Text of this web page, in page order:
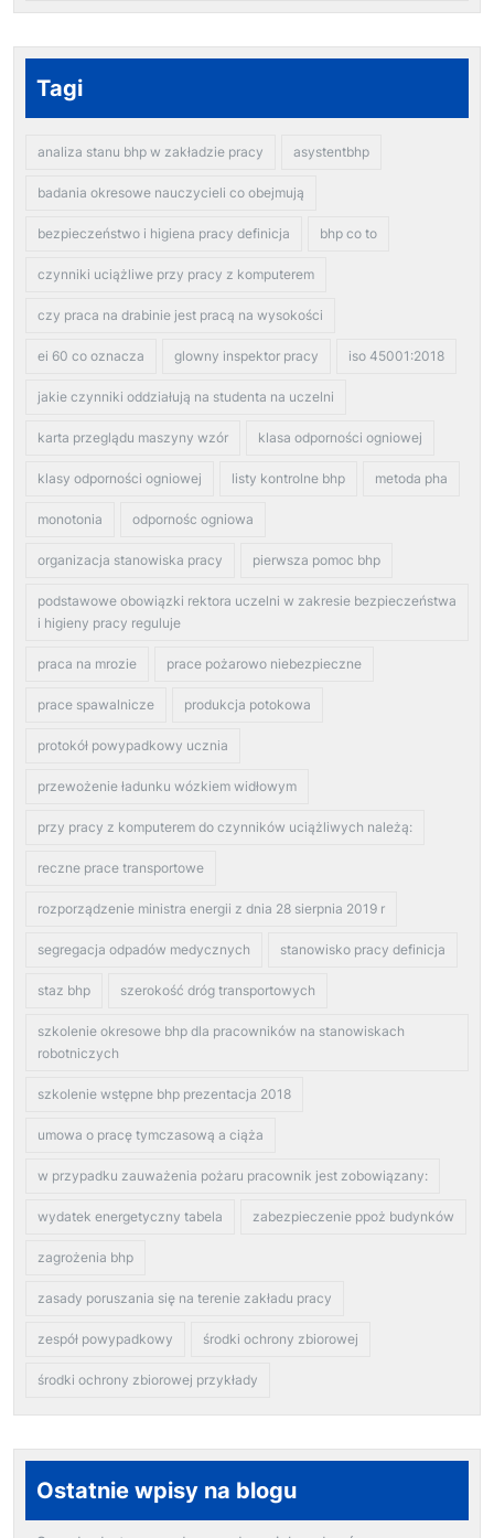
Tagi
analiza stanu bhp w zakładzie pracy asystentbhp
badania okresowe nauczycieli co obejmują
bezpieczeństwo i higiena pracy definicja bhp co to
czynniki uciążliwe przy pracy z komputerem
czy praca na drabinie jest pracą na wysokości
ei 60 co oznacza glowny inspektor pracy iso 45001:2018
jakie czynniki oddziałują na studenta na uczelni
karta przeglądu maszyny wzór klasa odporności ogniowej
klasy odporności ogniowej listy kontrolne bhp metoda pha
monotonia odpornośc ogniowa
organizacja stanowiska pracy pierwsza pomoc bhp
podstawowe obowiązki rektora uczelni w zakresie bezpieczeństwa
i higieny pracy reguluje
praca na mrozie prace pożarowo niebezpieczne
prace spawalnicze produkcja potokowa
protokół powypadkowy ucznia
przewożenie ładunku wózkiem widłowym
przy pracy z komputerem do czynników uciążliwych należą:
reczne prace transportowe
rozporządzenie ministra energii z dnia 28 sierpnia 2019 r
segregacja odpadów medycznych stanowisko pracy definicja
staz bhp szerokość dróg transportowych
szkolenie okresowe bhp dla pracowników na stanowiskach
robotniczych
szkolenie wstępne bhp prezentacja 2018
umowa o pracę tymczasową a ciąża
w przypadku zauważenia pożaru pracownik jest zobowiązany:
wydatek energetyczny tabela zabezpieczenie ppoż budynków
zagrożenia bhp
zasady poruszania się na terenie zakładu pracy
zespół powypadkowy środki ochrony zbiorowej
środki ochrony zbiorowej przykłady
Ostatnie wpisy na blogu